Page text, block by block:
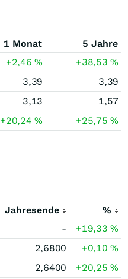
1 Monat
5 Jahre
+2,46% +38,53%
3,39
3,39
3,13
1,57
+20,24% +25,75%
Jahresende
%
- +19,33%
2,6800 +0,10%
2,6400 +20,25%